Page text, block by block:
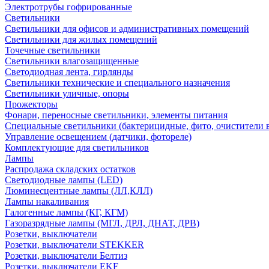
Электротрубы гофрированные
Светильники
Светильники для офисов и административных помещений
Светильники для жилых помещений
Точечные светильники
Светильники влагозащищенные
Светодиодная лента, гирлянды
Светильники технические и специального назначения
Светильники уличные, опоры
Прожекторы
Фонари, переносные светильники, элементы питания
Специальные светильники (бактерицидные, фито, очистители
Управление освещением (датчики, фотореле)
Комплектующие для светильников
Лампы
Распродажа складских остатков
Светодиодные лампы (LED)
Люминесцентные лампы (ЛЛ,КЛЛ)
Лампы накаливания
Галогенные лампы (КГ, КГМ)
Газоразрядные лампы (МГЛ, ДРЛ, ДНАТ, ДРВ)
Розетки, выключатели
Розетки, выключатели STEKKER
Розетки, выключатели Белтиз
Розетки, выключатели EKF